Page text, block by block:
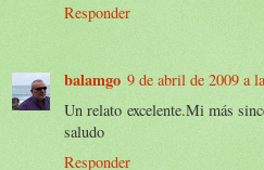
Responder
balamgo 9 de abril de 2009 a
Un relato excelente.Mi más
saludo
Responder